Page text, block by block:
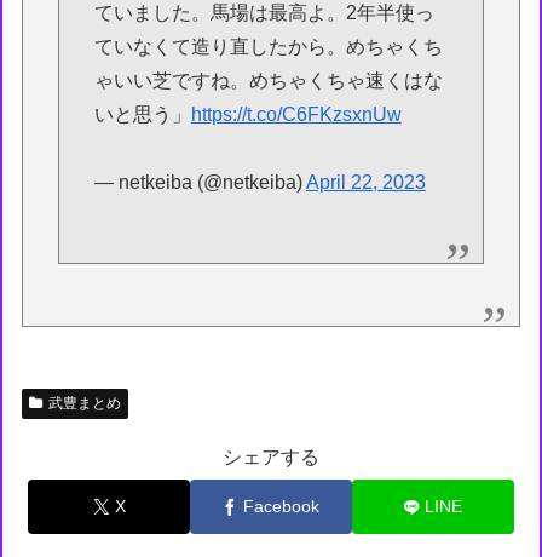
ていました。馬場は最高よ。2年半使っ
ていなくて造り直したから。めちゃくち
ゃいい芝ですね。めちゃくちゃ速くはな
いと思う」
https://t.co/C6FKzsxnUw
— netkeiba (@netkeiba)April 22, 2023
武豊まとめ
シェアする
X Facebook LINE